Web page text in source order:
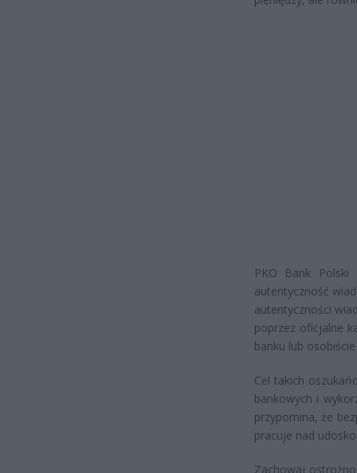
PKO Bank
autentyczność
autentyczności
poprzez oficjalne
banku lub
Cel takich
bankowych i
przypomina, że
pracuje nad
Zachowaj